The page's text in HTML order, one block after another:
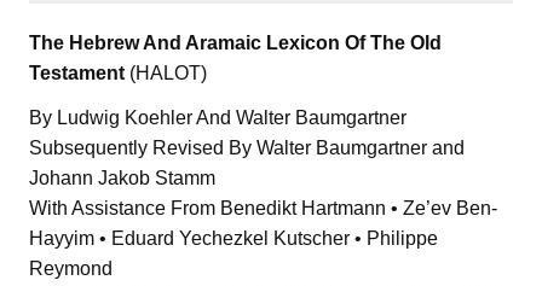
The Hebrew And Aramaic Lexicon Of The Old
Testament (HALOT)
By Ludwig Koehler And Walter Baumgartner
Subsequently Revised By Walter Baumgartner and
Johann Jakob Stamm
With Assistance From Benedikt Hartmann • Ze’ev Ben-
Hayyim • Eduard Yechezkel Kutscher • Philippe
Reymond